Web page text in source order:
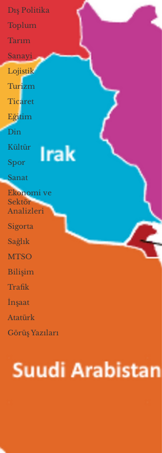
Dış Politika
Toplum
Tarım
Sanayi
Lojistik
Turizm
Ticaret
Eğitim
Din
Kültür
Spor
Sanat
Ekonomi ve
Sektör
Analizleri
Sigorta
Sağlık
MTSO
Bilişim
Trafik
İnşaat
Atatürk
Görüş Yazıları